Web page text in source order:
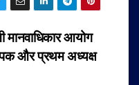
मानवाधिकार आयोग
और प्रथम अध्यक्ष